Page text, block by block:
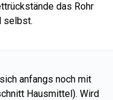
das Rohr
selbst.
anfangs noch mit
Hausmittel). Wird